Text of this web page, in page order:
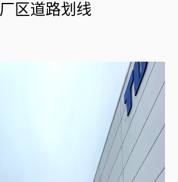
厂区道路划线